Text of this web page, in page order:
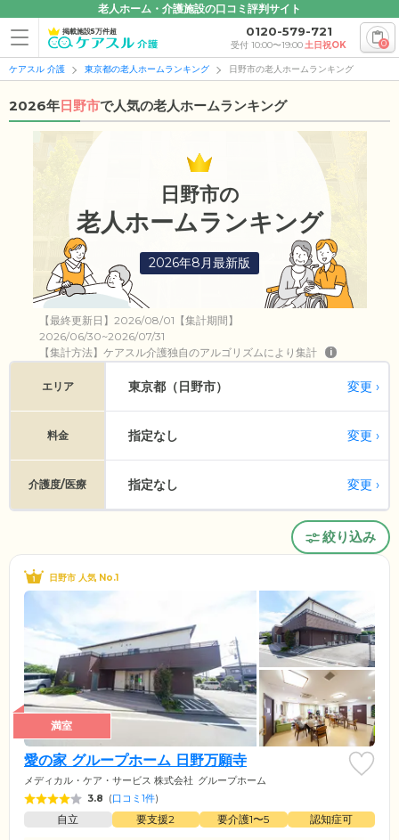
老人ホーム・介護施設の口コミ評判サイト
掲載施設5万件超 0120-579-721
受付 10:00〜19:00土日祝OK 0
ケアスル 介護 東京都の老人ホームランキング 日野市の老人ホームランキング
2026年日野市で人気の老人ホームランキング
日野市の
老人ホームランキング
2026年8月最新版
【最終更新日】2026/08/01【集計期間】
2026/06/30~2026/07/31
【集計方法】ケアスル介護独自のアルゴリズムにより集計
i
エリア 東京都（日野市） 変更
料金 指定なし 変更
介護度/医療 指定なし 変更
絞り込み
日野市 人気 No.1
満室
愛の家 グループホーム 日野万願寺
メディカル・ケア・サービス 株式会社 グループホーム
3.8 (口コミ1件)
自立 要支援2 要介護1〜5
認知症可